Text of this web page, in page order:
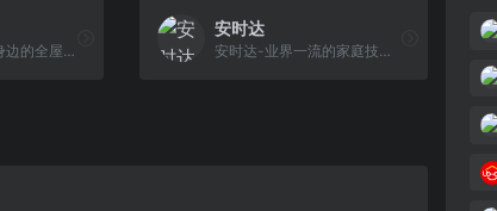
十分到家作为您身边的全屋家电管家，致力于通过为用户提供有温度的家电服务，打造便捷、无忧、环保、健康的新型家居生活方式，让您足不出户即可享受全屋家电 产品的安装、保养、清洗、维修等一站式服务。
安时达
安时达-业界一流的家庭技术服务供应商